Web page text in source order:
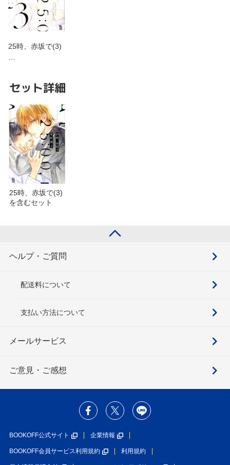
25時、赤坂で(3)
セット詳細
25時、赤坂で(3)
を含むセット
ヘルプ・ご質問
配送料について
支払い方法について
メールサービス
ご意見・ご感想
BOOKOFF公式サイト 企業情報
BOOKOFF会員サービス利用規約 利用規約